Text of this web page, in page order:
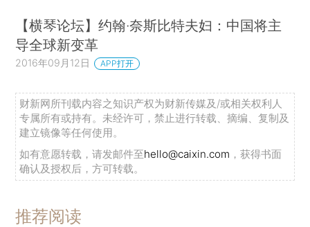
【横琴论坛】约翰·奈斯比特夫妇：中国将主
导全球新变革
2016年09月12日 APP打开
财新网所刊载内容之知识产权为财新传媒及/或相关权利人
专属所有或持有。未经许可，禁止进行转载、摘编、复制及
建立镜像等任何使用。
如有意愿转载，请发邮件至hello@caixin.com ，获得书面
确认及授权后，方可转载。
推荐阅读